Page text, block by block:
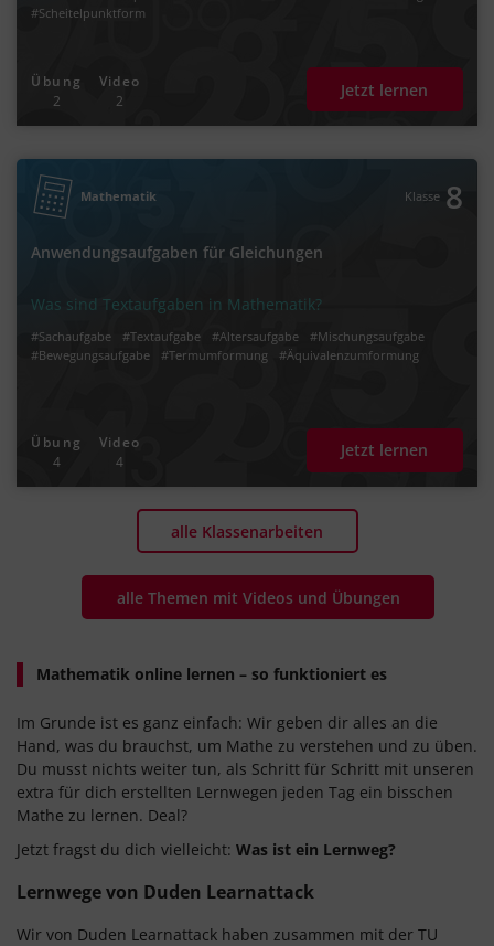
#Scheitelpunktform
Übung
2
Video
2
Jetzt lernen
Mathematik Klasse 8
Anwendungsaufgaben für Gleichungen
Was sind Textaufgaben in Mathematik?
#Sachaufgabe #Textaufgabe #Altersaufgabe
#Mischungsaufgabe
#Bewegungsaufgabe
#Termumformung #Äquivalenzumformung
Übung
4
Video
4
Jetzt lernen
alle Klassenarbeiten
alle Themen mit Videos und Übungen
Mathematik online lernen – so funktioniert es
Im Grunde ist es ganz einfach: Wir geben dir alles an die
Hand, was du brauchst, um Mathe zu verstehen und zu üben.
Du musst nichts weiter tun, als Schritt für Schritt mit unseren
extra für dich erstellten Lernwegen jeden Tag ein bisschen
Mathe zu lernen. Deal?
Jetzt fragst du dich vielleicht: Was ist ein Lernweg?
Lernwege von Duden Learnattack
Wir von Duden Learnattack haben zusammen mit der TU